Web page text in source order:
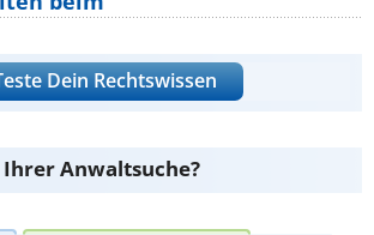
Dein Rechtswissen
Anwaltsuche?